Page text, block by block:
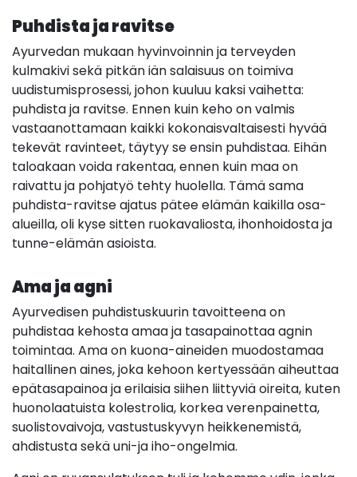
Puhdista ja ravitse
Ayurvedan mukaan hyvinvoinnin ja terveyden
kulmakivi sekä pitkän iän salaisuus on toimiva
uudistumisprosessi, johon kuuluu kaksi vaihetta:
puhdista ja ravitse. Ennen kuin keho on valmis
vastaanottamaan kaikki kokonaisvaltaisesti hyvää
tekevät ravinteet, täytyy se ensin puhdistaa. Eihän
taloakaan voida rakentaa, ennen kuin maa on
raivattu ja pohjatyö tehty huolella. Tämä sama
puhdista-ravitse ajatus pätee elämän kaikilla osa-
alueilla, oli kyse sitten ruokavaliosta, ihonhoidosta ja
tunne-elämän asioista.
Ama ja agni
Ayurvedisen puhdistuskuurin tavoitteena on
puhdistaa kehosta amaa ja tasapainottaa agnin
toimintaa. Ama on kuona-aineiden muodostamaa
haitallinen aines, joka kehoon kertyessään aiheuttaa
epätasapainoa ja erilaisia siihen liittyviä oireita, kuten
huonolaatuista kolestrolia, korkea verenpainetta,
suolistovaivoja, vastustuskyvyn heikkenemistä,
ahdistusta sekä uni-ja iho-ongelmia.